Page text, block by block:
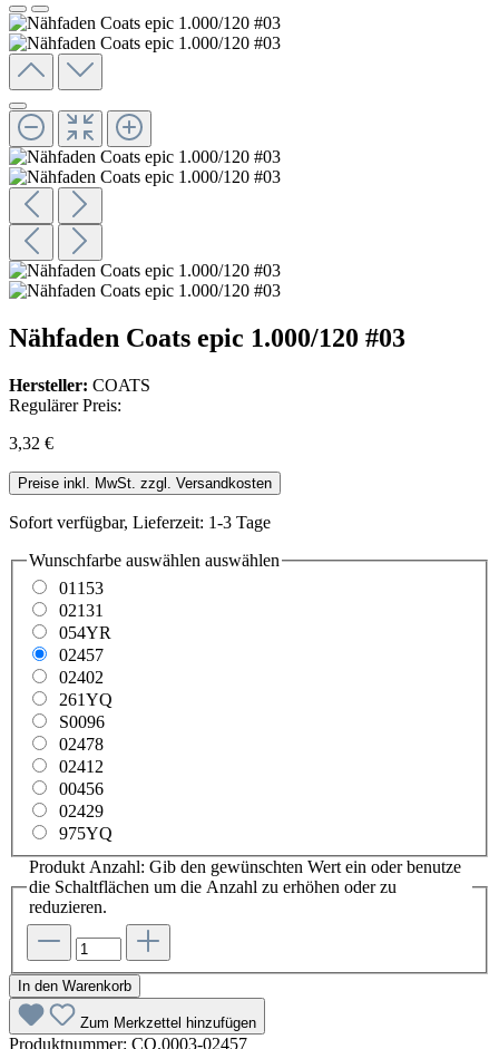
Nähfaden Coats epic 1.000/120 #03
Hersteller: COATS
Regulärer Preis:
3,32 €
Preise inkl. MwSt. zzgl. Versandkosten
Sofort verfügbar, Lieferzeit: 1-3 Tage
Wunschfarbe auswählen auswählen
01153
02131
054YR
02457
02402
261YQ
S0096
02478
02412
00456
02429
975YQ
Produkt Anzahl: Gib den gewünschten Wert ein oder benutze
die Schaltflächen um die Anzahl zu erhöhen oder zu
reduzieren.
In den Warenkorb
Zum Merkzettel hinzufügen
Produktnummer: CO.0003-02457